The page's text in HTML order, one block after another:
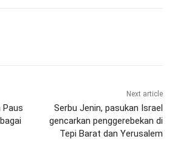
Paus
Next article
Serbu Jenin, pasukan Israel
gencarkan penggerebekan di
Tepi Barat dan Yerusalem